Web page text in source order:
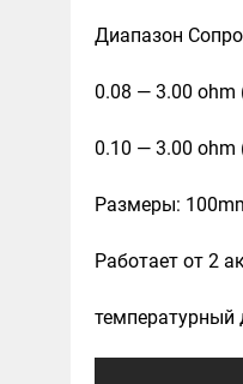
Диапазон
0.08 — 3.00
0.10 — 3.00
Размеры:
Работает от 2
температурный